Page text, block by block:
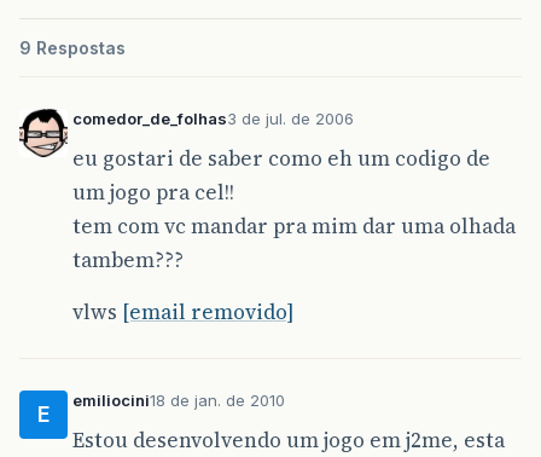
9 Respostas
comedor_de_folhas3 de jul. de 2006
eu gostari de saber como eh um codigo de
um jogo pra cel!!
tem com vc mandar pra mim dar uma olhada
tambem???
vlws [email removido]
E
emiliocini18 de jan. de 2010
Estou desenvolvendo um jogo em j2me, esta